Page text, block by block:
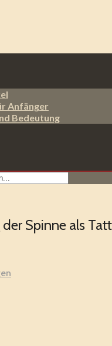
Anfänger
Bedeutung
der Spinne als